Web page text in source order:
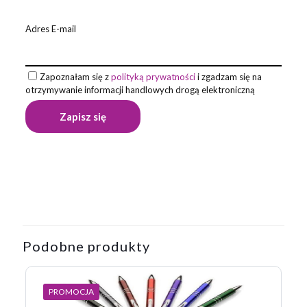
Adres E-mail
Zapoznałam się zpolityką prywatnościi zgadzam się na
otrzymywanie informacji handlowych drogą elektroniczną
Twój adres email nie zostanie opublikowany.
są oznaczone*
Twoja ocena*
Podobne produkty
PROMOCJA